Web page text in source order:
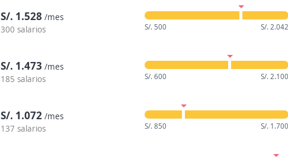
S/. 1.528 /mes
300 salarios
S/. 500 S/. 2.042
S/. 1.473 /mes
185 salarios
S/. 600 S/. 2.100
S/. 1.072 /mes
137 salarios
S/. 850 S/. 1.700